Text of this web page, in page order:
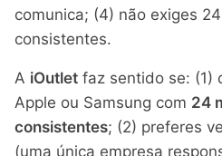
comunica; (4) não exiges
consistentes.
A iOutlet faz sentido se: (1)
Apple ou Samsung com 24
consistentes; (2) preferes
(uma única empresa